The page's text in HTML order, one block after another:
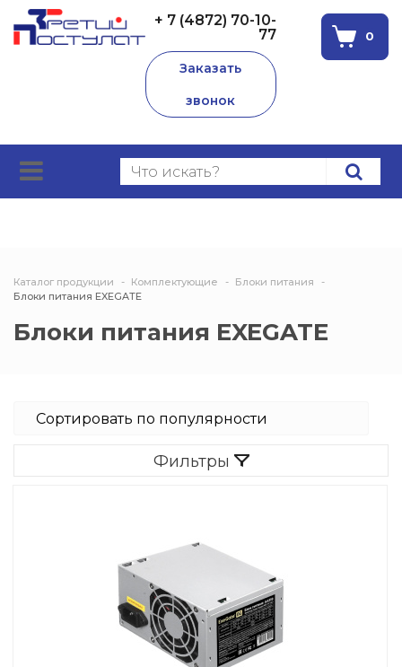
+ 7 (4872) 70-10-
77
Заказать
звонок
0
Каталог продукции Комплектующие
Блоки питания
Блоки питания EXEGATE
Блоки питания EXEGATE
Фильтры